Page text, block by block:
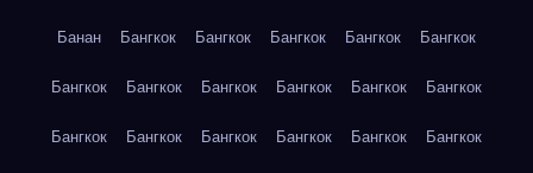
Банан Бангкок Бангкок Бангкок Бангкок Бангкок
Бангкок Бангкок Бангкок Бангкок Бангкок Бангкок
Бангкок Бангкок Бангкок Бангкок Бангкок Бангкок